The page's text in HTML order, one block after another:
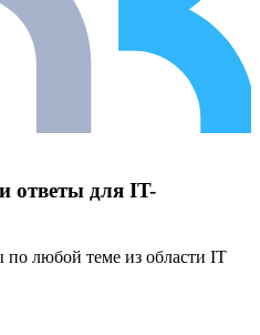
ответы для IT-
по любой теме из области IT